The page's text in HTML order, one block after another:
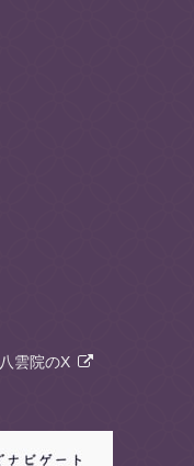
八雲院のX